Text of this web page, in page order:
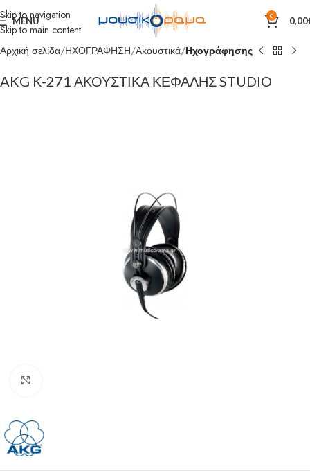
Skip to navigation
Skip to main content
MENU 0 0,00
Αρχική σελίδα ΗΧΟΓΡΑΦΗΣΗ Ακουστικά Ηχογράφησης
AKG K-271 ΑΚΟΥΣΤΙΚΑ ΚΕΦΑΛΗΣ STUDIO